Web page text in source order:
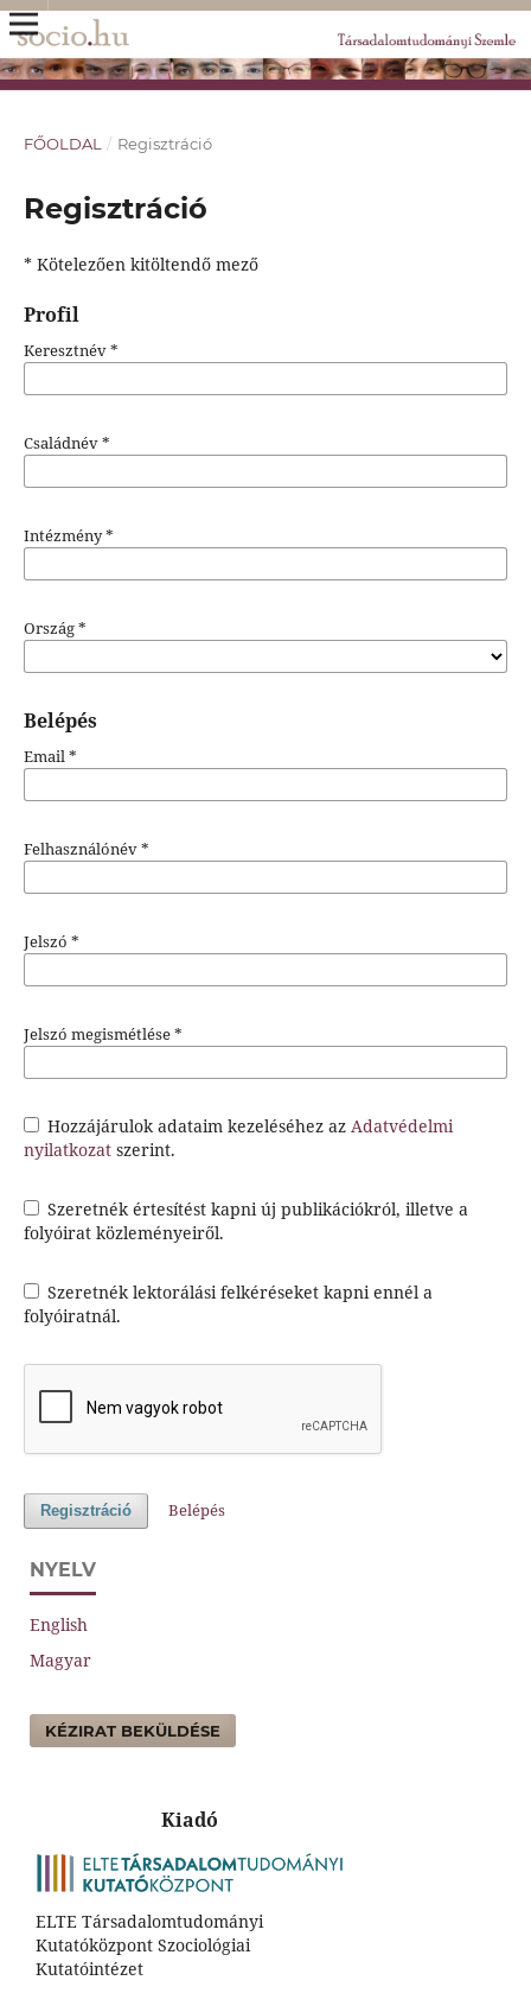
FŐOLDAL / Regisztráció
Regisztráció
* Kötelezően kitöltendő mező
Profil
Keresztnév*
Családnév*
Intézmény*
Ország*
Belépés
Email*
Felhasználónév*
Jelszó *
Jelszó megismétlése*
Hozzájárulok adataim kezeléséhez azAdatvédelmi
nyilatkozatszerint.
Szeretnék értesítést kapni új publikációkról, illetve a
folyóirat közleményeiről.
Szeretnék lektorálási felkéréseket kapni ennél a
folyóiratnál.
Regisztráció Belépés
NYELV
English
Magyar
KÉZIRAT BEKÜLDÉSE
Kiadó
ELTE Társadalomtudományi
Kutatóközpont Szociológiai
Kutatóintézet